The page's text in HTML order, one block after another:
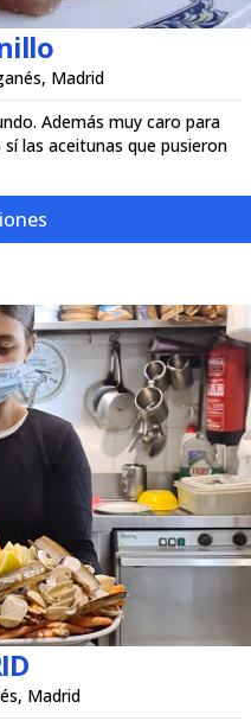
Madrid
Además muy caro para
las aceitunas que pusieron
Madrid